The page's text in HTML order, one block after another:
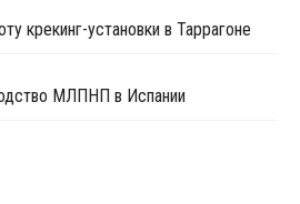
крекинг-установки в Таррагоне
МЛПНП в Испании